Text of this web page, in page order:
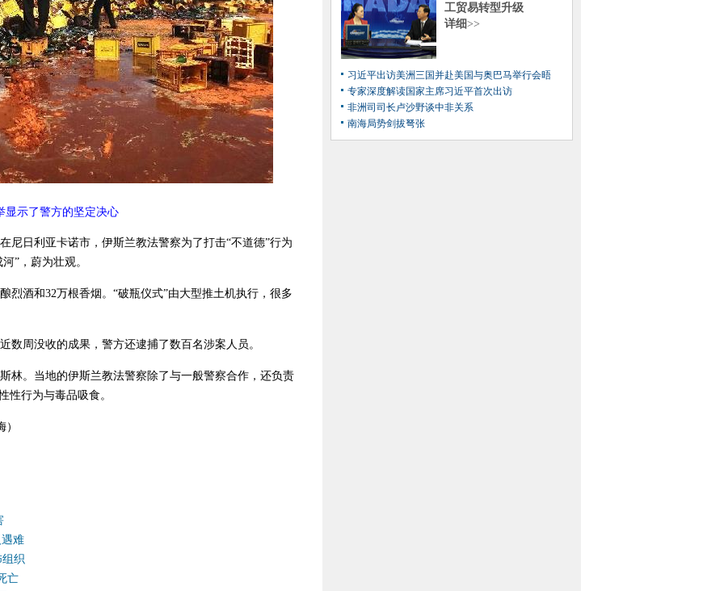
显示了警方的坚定决心
尼日利亚卡诺市，伊斯兰教法警察为了打击“不道德”行为
”，蔚为壮观。
烈酒和32万根香烟。“破瓶仪式”由大型推土机执行，很多
数周没收的成果，警方还逮捕了数百名涉案人员。
林。当地的伊斯兰教法警察除了与一般警察合作，还负责
性行为与毒品吸食。
难
织
亡
工贸易转型升级
详细>>
习近平出访美洲三国并赴美国与奥巴马举行会晤
专家深度解读国家主席习近平首次出访
非洲司司长卢沙野谈中非关系
南海局势剑拔弩张